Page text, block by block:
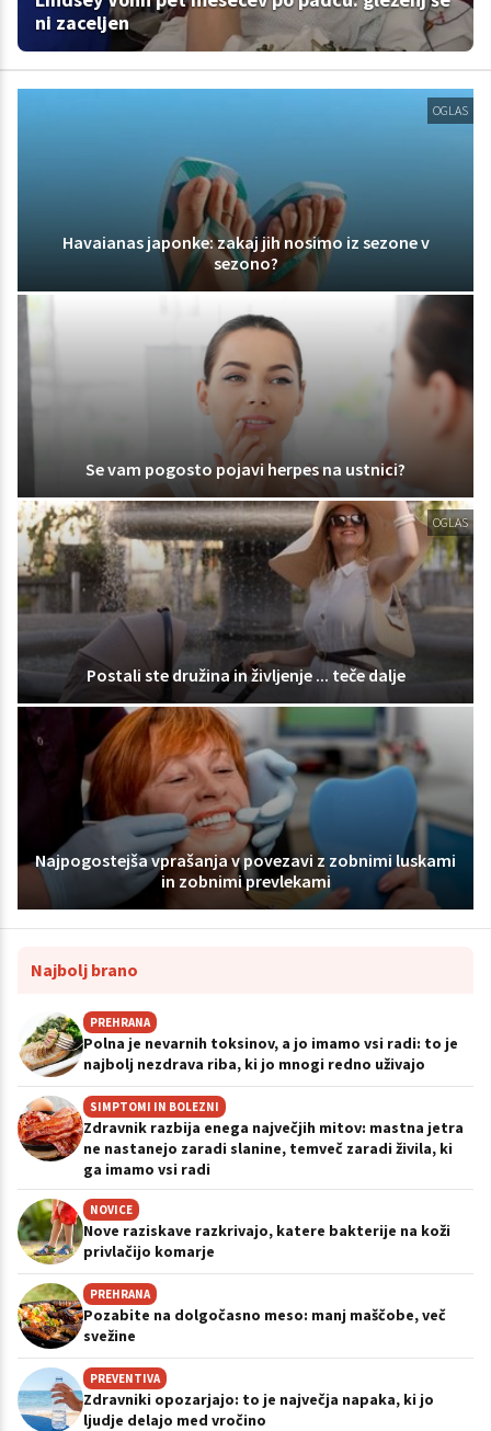
ni zaceljen
OGLAS
Havaianas japonke: zakaj jih nosimo iz sezone v
sezono?
Se vam pogosto pojavi herpes na ustnici?
OGLAS
Postali ste družina in življenje ... teče dalje
Najpogostejša vprašanja v povezavi z zobnimi luskami
in zobnimi prevlekami
Najbolj brano
PREHRANA
Polna je nevarnih toksinov, a jo imamo vsi radi: to je
najbolj nezdrava riba, ki jo mnogi redno uživajo
SIMPTOMI IN BOLEZNI
Zdravnik razbija enega največjih mitov: mastna jetra
ne nastanejo zaradi slanine, temveč zaradi živila, ki
ga imamo vsi radi
NOVICE
Nove raziskave razkrivajo, katere bakterije na koži
privlačijo komarje
PREHRANA
Pozabite na dolgočasno meso: manj maščobe, več
svežine
PREVENTIVA
Zdravniki opozarjajo: to je največja napaka, ki jo
ljudje delajo med vročino